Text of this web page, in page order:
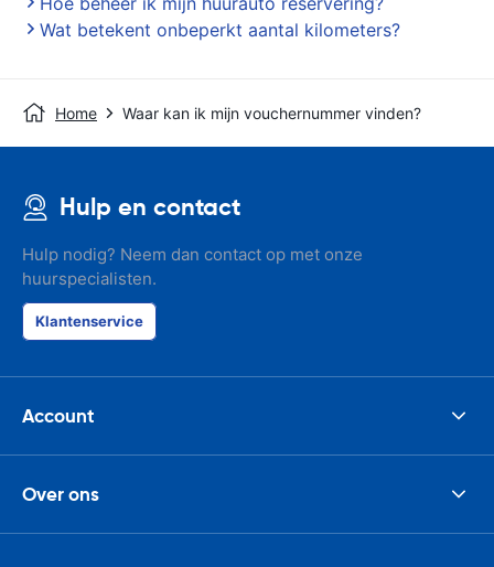
Wat betekent onbeperkt aantal kilometers?
Home Waar kan ik mijn vouchernummer vinden?
Hulp en contact
Hulp nodig? Neem dan contact op met onze
huurspecialisten.
Klantenservice
Account
Over ons